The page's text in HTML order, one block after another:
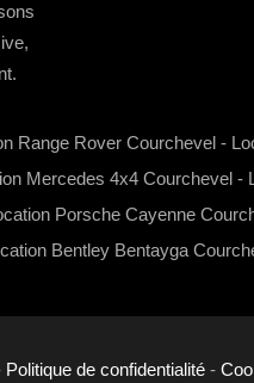
Range Rover Courchevel -
Mercedes 4x4 Courchevel -
Porsche Cayenne
Bentley Bentayga
Politique de confidentialité-